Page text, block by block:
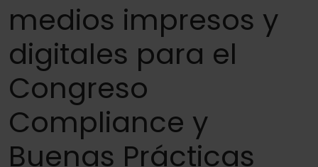
medios impresos y
digitales para el
Congreso
Compliance y
Buenas Prácticas